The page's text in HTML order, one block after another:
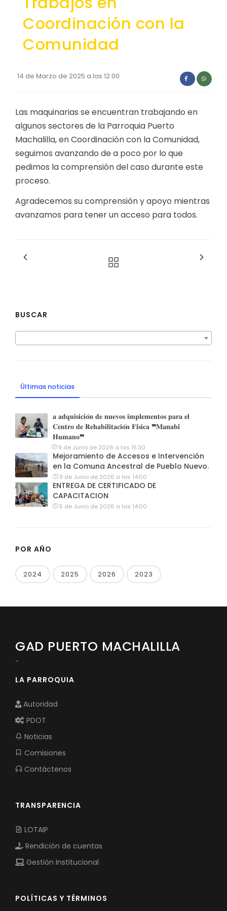
GEOGRAFÍA
Ubicación
Convocatorias
GESTIÓN ADMINISTRATIVA
Plan de desarrollo y Ordenamiento Territorial -
Convenios Institucionales
PRESUPUESTO: EJECUCIÓN Y REPORTES
Cédulas presupuestarias y balances
Procesos de contratación
Ejecución Presupuestaria
Obras y proyectos
Coordinación con la
Comunidad
14 de Marzo de 2025 a las 12:00
Las maquinarias se encuentran trabajando en
algunos sectores de la Parroquia Puerto
Machalilla, en Coordinación con la Comunidad,
seguimos avanzando de a poco por lo que
pedimos la comprensión del caso durante este
proceso.
Agradecemos su comprensión y apoyo mientras
avanzamos para tener un acceso para todos.
BUSCAR
Últimas noticias
𝐚 𝐚𝐝𝐪𝐮𝐢𝐬𝐢𝐜𝐢𝐨́𝐧 𝐝𝐞 𝐧𝐮𝐞𝐯𝐨𝐬 𝐢𝐦𝐩𝐥𝐞𝐦𝐞𝐧𝐭𝐨𝐬 𝐩𝐚𝐫𝐚 𝐞𝐥
𝐂𝐞𝐧𝐭𝐫𝐨 𝐝𝐞 𝐑𝐞𝐡𝐚𝐛𝐢𝐥𝐢𝐭𝐚𝐜𝐢𝐨́𝐧 𝐅𝐢́𝐬𝐢𝐜𝐚 ❞𝐌𝐚𝐧𝐚𝐛𝐢́
𝐇𝐮𝐦𝐚𝐧𝐨❞
9 de Junio de 2026 a las 15:30
Mejoramiento de Accesos e Intervención
en la Comuna Ancestral de Pueblo Nuevo.
9 de Junio de 2026 a las 14:00
ENTREGA DE CERTIFICADO DE
CAPACITACION
5 de Junio de 2026 a las 14:00
POR AÑO
2024 2025 2026 2023
GAD PUERTO MACHALILLA
-
LA PARROQUIA
Autoridad
PDOT
Noticias
Comisiones
Contáctenos
TRANSPARENCIA
LOTAIP
Rendición de cuentas
Gestión Institucional
POLÍTICAS Y TÉRMINOS